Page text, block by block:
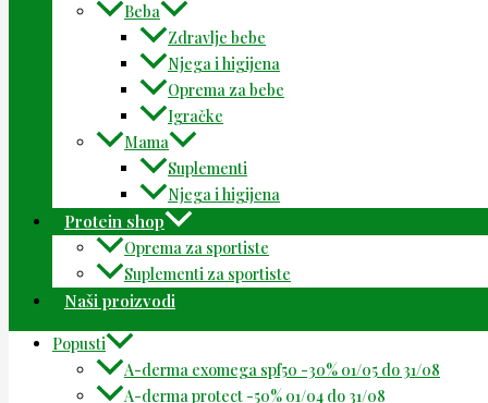
Beba
Zdravlje bebe
Njega i higijena
Oprema za bebe
Igračke
Mama
Suplementi
Njega i higijena
Protein shop
Oprema za sportiste
Suplementi za sportiste
Naši proizvodi
Popusti
A-derma exomega spf50 -30% 01/05 do 31/08
A-derma protect -50% 01/04 do 31/08